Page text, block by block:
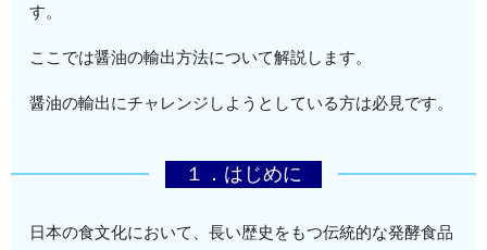
す。
ここでは醤油の輸出方法について解説します。
醤油の輸出にチャレンジしようとしている方は必見です。
１．はじめに
日本の食文化において、長い歴史をもつ伝統的な発酵食品